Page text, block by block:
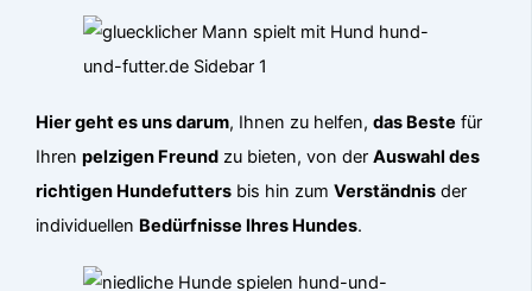
Hier geht es uns darum, Ihnen zu helfen,das Beste für
Ihrenpelzigen Freund zu bieten, von derAuswahl des
richtigen Hundefutters bis hin zumVerständnis der
individuellen Bedürfnisse Ihres Hundes.